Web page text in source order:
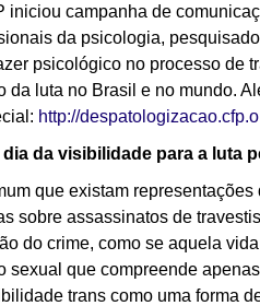
iniciou campanha de
da psicologia,
psicológico no processo de
da luta no Brasil e no mundo.
http://
da visibilidade para a luta
que existam
sobre assassinatos de
do crime, como se aquela
sexual que compreende
trans como uma forma